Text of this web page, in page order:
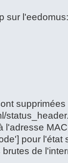
sur l'eedomus:
l'adresse
pour l'état
de